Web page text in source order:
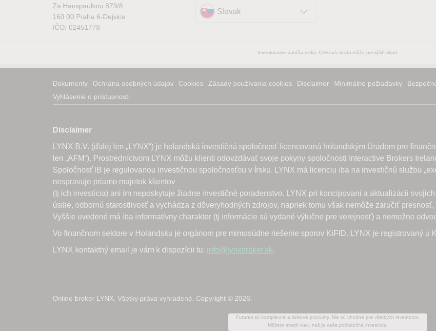
Za Hanspaulkou 879/8
160 00 Praha 6-Dejvice
IČO: 02451778
Slovak
Investovanie zahŕňa riziko. Celková strata môže prevýšiť vklad.
Dokumenty Ochrana osobných údajov Cookies Zásady používania cookies Disclaimer Minimálne požiadavky
Vyhlásenie o prístupnosti
Online broker LYNX. Všetky práva vyhradené. Copyright © 2026.
Futures sú komplexné a rizikové produkty. Nie sú vhodné pre všetkých investorov.
Môžete stratiť viac, než je vaša počiatočná investícia.